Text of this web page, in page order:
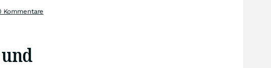
Kommentare